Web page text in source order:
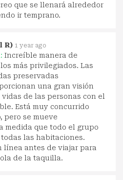
que se llenará alrededor
ir temprano.
R) 1 year ago
Increíble manera de
más privilegiados. Las
preservadas
una gran visión
de las personas con el
Está muy concurrido
pero se mueve
medida que todo el grupo
las habitaciones.
línea antes de viajar para
de la taquilla.